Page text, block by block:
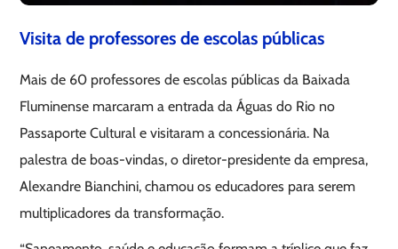
Visita de professores de escolas públicas
Mais de 60 professores de escolas públicas da Baixada
Fluminense marcaram a entrada da Águas do Rio no
Passaporte Cultural e visitaram a concessionária. Na
palestra de boas-vindas, o diretor-presidente da empresa,
Alexandre Bianchini, chamou os educadores para serem
multiplicadores da transformação.